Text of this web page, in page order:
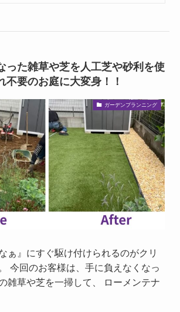
った雑草や芝を人工芝や砂利を使
不要のお庭に大変身！！
ガーデンプランニング
ぁ』にすぐ駆け付けられるのがクリ
今回のお客様は、手に負えなくなっ
雑草や芝を一掃して、 ローメンテナ